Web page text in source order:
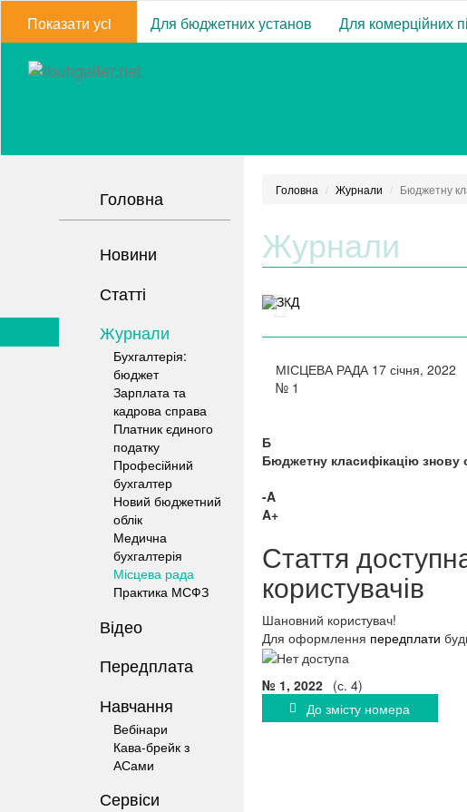
Показати усi Для бюджетних установ Для комерційних
Головна
Новини
Статті
Журнали
Бухгалтерія:
бюджет
Зарплата та
кадрова справа
Платник єдиного
податку
Професійний
бухгалтер
Новий бюджетний
облік
Медична
бухгалтерія
Місцева рада
Практика МСФЗ
Відео
Передплата
Навчання
Вебінари
Кава-брейк з
АСами
Сервіси
Головна Журнали Бюджетну
Журнали
МІСЦЕВА РАДА 17 січня, 2022
№ 1
Б
Бюджетну класифікацію знову
-A
A+
Стаття
користувачів
Шановний користувач!
Для оформлення передплати
№ 1, 2022 (с. 4)
До змісту номера